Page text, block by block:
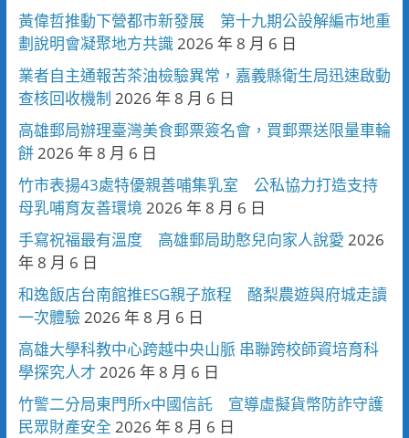
黃偉哲推動下營都市新發展 第十九期公設解編市地重
劃說明會凝聚地方共識2026 年 8 月 6 日
業者自主通報苦茶油檢驗異常，嘉義縣衛生局迅速啟動
查核回收機制 2026 年 8 月 6 日
高雄郵局辦理臺灣美食郵票簽名會，買郵票送限量車輪
餅2026 年 8 月 6 日
竹市表揚43處特優親善哺集乳室 公私協力打造支持
母乳哺育友善環境2026 年 8 月 6 日
手寫祝福最有溫度 高雄郵局助憨兒向家人說愛 2026
年 8 月 6 日
和逸飯店台南館推ESG親子旅程 酪梨農遊與府城走讀
一次體驗2026 年 8 月 6 日
高雄大學科教中心跨越中央山脈 串聯跨校師資培育科
學探究人才 2026 年 8 月 6 日
竹警二分局東門所x中國信託 宣導虛擬貨幣防詐守護
民眾財產安全 2026 年 8 月 6 日